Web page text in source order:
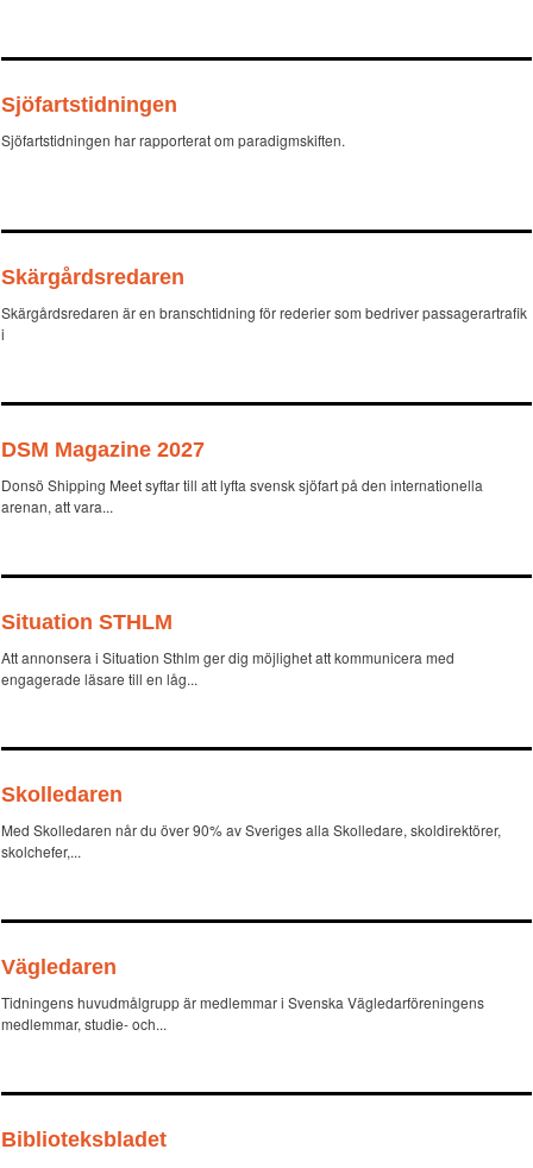
Sjöfartstidningen
Sjöfartstidningen har rapporterat om paradigmskiften.
Skärgårdsredaren
Skärgårdsredaren är en branschtidning för rederier som bedriver passagerartrafik
i
DSM Magazine 2027
Donsö Shipping Meet syftar till att lyfta svensk sjöfart på den internationella
arenan, att vara...
Situation STHLM
Att annonsera i Situation Sthlm ger dig möjlighet att kommunicera med
engagerade läsare till en låg...
Skolledaren
Med Skolledaren når du över 90% av Sveriges alla Skolledare, skoldirektörer,
skolchefer,...
Vägledaren
Tidningens huvudmålgrupp är medlemmar i Svenska Vägledarföreningens
medlemmar, studie- och...
Biblioteksbladet